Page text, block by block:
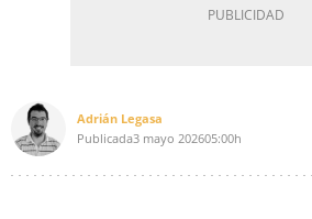
Adrián Legasa
Publicada3 mayo 202605:00h